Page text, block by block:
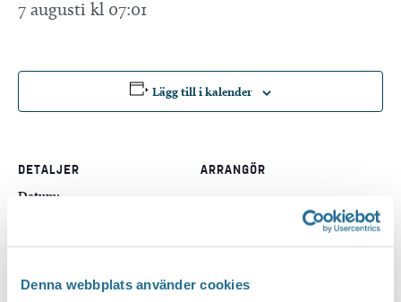
Denna webbplats använder cookies
7 augusti kl 07:01
Lägg till i kalender
DETALJER
Datum:
Tid:
07:01
ARRANGÖR